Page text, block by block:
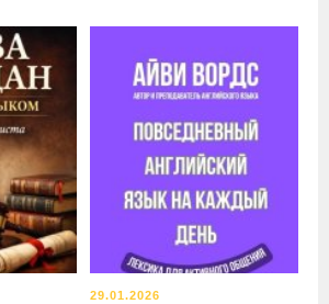
29.01.2026